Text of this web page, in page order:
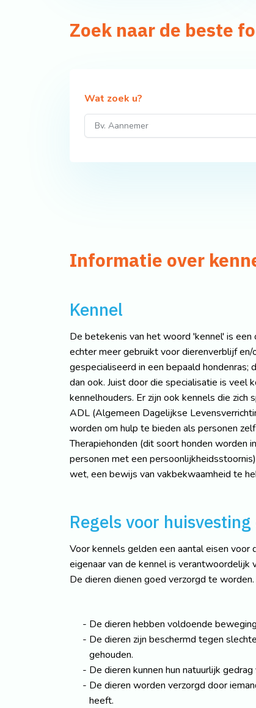
Zoek naar de beste
Wat zoek u?
Informatie over
Kennel
De betekenis van het woord 'kennel' is
echter meer gebruikt voor dierenverblijf
gespecialiseerd in een bepaald
dan ook. Juist door die specialisatie is veel
kennelhouders. Er zijn ook kennels die zich
ADL (Algemeen Dagelijkse
worden om hulp te bieden als personen
Therapiehonden (dit soort honden worden
personen met een
wet, een bewijs van vakbekwaamheid te
Regels voor
Voor kennels gelden een aantal eisen voor
eigenaar van de kennel is verantwoordelijk
De dieren dienen goed verzorgd te
De dieren hebben voldoende
De dieren zijn beschermd tegen
gehouden.
De dieren kunnen hun natuurlijk
De dieren worden verzorgd door
heeft.